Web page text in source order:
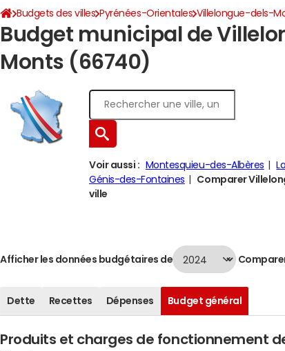
Budgets des villes Pyrénées-Orientales Villelongue-dels-
Budget municipal de
Monts (66740)
Voir aussi : Montesquieu-des-Albères
Génis-des-Fontaines
Comparer
ville
Afficher les données budgétaires de
Dette Recettes Dépenses Budget général
Produits et charges de fonctionnement